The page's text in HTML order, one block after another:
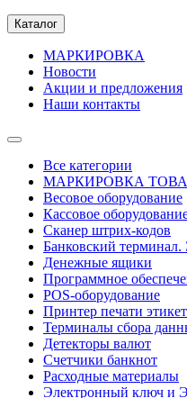
Каталог
МАРКИРОВКА
Новости
Акции и предложения
Наши контакты
Все категории
МАРКИРОВКА
Весовое оборудование
Кассовое
Сканер штрих-кодов
Банковский
Денежные ящики
Программное
POS-оборудование
Принтер печати
Терминалы сбора
Детекторы валют
Счетчики банкнот
Расходные материалы
Электронный ключ и